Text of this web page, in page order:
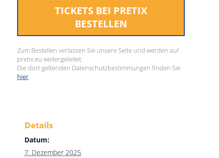
TICKETS BEI PRETIX
BESTELLEN
Zum Bestellen verlassen Sie unsere Seite und werden auf
pretix.eu weitergeleitet.
Die dort geltenden Datenschutzbestimmungen finden Sie
hier.
Details
Datum:
7. Dezember 2025